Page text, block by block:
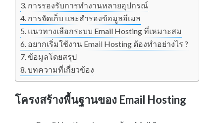
การรองรับการทำงานหลายอุปกรณ์
การจัดเก็บ และสำรองข้อมูลอีเมล
แนวทางเลือกระบบ Email Hosting ที่เหมาะสม
อยากเริ่มใช้งาน Email Hosting ต้องทำอย่างไร ?
ข้อมูลโดยสรุป
บทความที่เกี่ยวข้อง
โครงสร้างพื้นฐานของ Email Hosting